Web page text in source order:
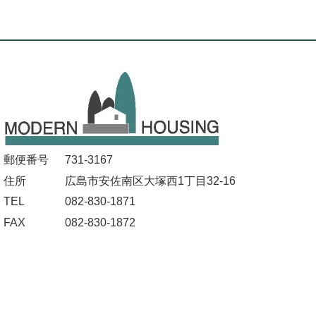
郵便番号
731-3167
住所
広島市安佐南区大塚西1丁目32-16
TEL
082-830-1871
FAX
082-830-1872